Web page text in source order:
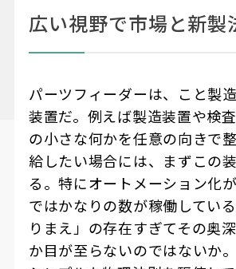
広い視野で市場と新製
パーツフィーダーは、こと製
装置だ。例えば製造装置や検
の小さな何かを任意の向きで
給したい場合には、まずこの
る。特にオートメーション化
ではかなりの数が稼働してい
りまえ」の存在すぎてその奥
か目が至らないのではないか